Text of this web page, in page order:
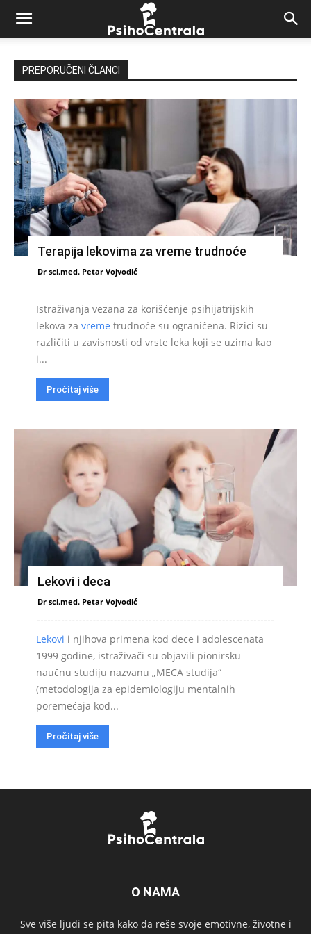
PREPORUČENI ČLANCI
Terapija lekovima za vreme trudnoće
Dr sci.med. Petar Vojvodić
Istraživanja vezana za korišćenje psihijatrijskih
lekova za vreme trudnoće su ograničena. Rizici su
različiti u zavisnosti od vrste leka koji se uzima kao
i...
Pročitaj više
Lekovi i deca
Dr sci.med. Petar Vojvodić
Lekovi i njihova primena kod dece i adolescenata
1999 godine, istraživači su objavili pionirsku
naučnu studiju nazvanu „MECA studija“
(metodologija za epidemiologiju mentalnih
poremećaja kod...
Pročitaj više
O NAMA
Sve više ljudi se pita kako da reše svoje emotivne, životne i